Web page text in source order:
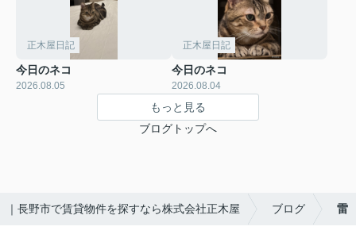
正木屋日記
今日のネコ
2026.08.05
正木屋日記
今日のネコ
2026.08.04
もっと見る
ブログトップへ
｜長野市で賃貸物件を探すなら株式会社正木屋 ブログ 雷